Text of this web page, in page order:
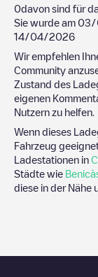
0davon sind für
Sie wurde am 03/
14/04/2026
Wir empfehlen
Community
Zustand des
eigenen
Nutzern zu helfen.
Wenn dieses
Fahrzeug
Ladestationen in
Städte wie
diese in der Nähe